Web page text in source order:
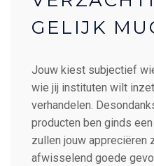
GELIJK
Jouw kiest subjectief
wie jij instituten wilt
verhandelen.
producten ben ginds
zullen jouw appreciëren
afwisselend goede